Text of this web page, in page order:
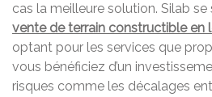
cas la meilleure solution. Silab
vente de terrain constructibleen
optant pour les services que
vous bénéficiez d’un
risques comme les décalages